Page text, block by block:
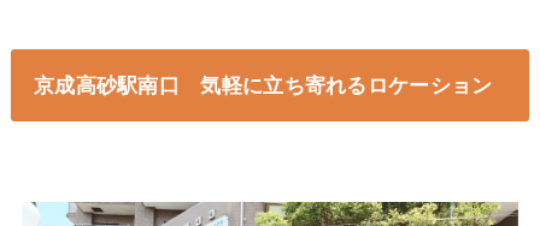
京成高砂駅南口 気軽に立ち寄れるロケーション